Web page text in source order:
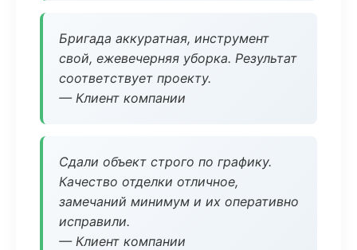
Бригада аккуратная, инструмент
свой, ежевечерняя уборка. Результат
соответствует проекту.
— Клиент компании
Сдали объект строго по графику.
Качество отделки отличное,
замечаний минимум и их оперативно
исправили.
— Клиент компании